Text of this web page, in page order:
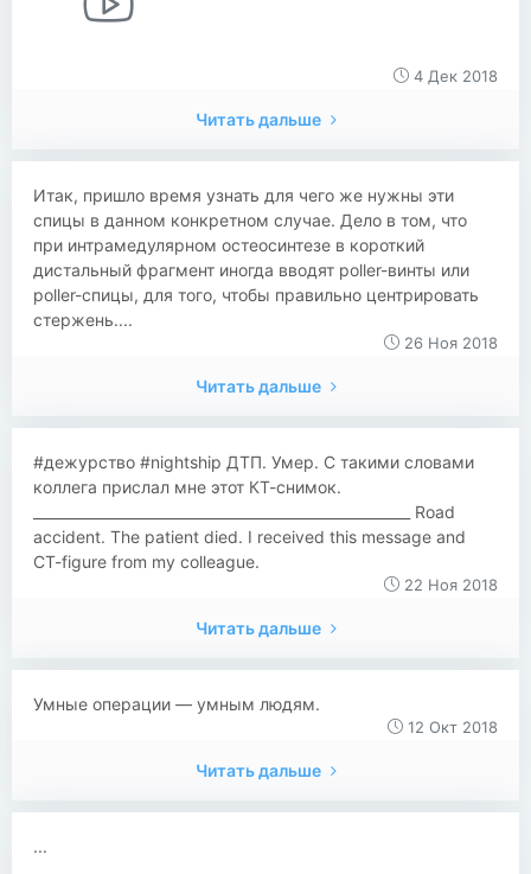
4 Дек 2018
Читать дальше
​Итак, пришло время узнать для чего же нужны эти
спицы в данном конкретном случае. Дело в том, что
при интрамедулярном остеосинтезе в короткий
дистальный фрагмент иногда вводят poller-винты или
poller-спицы, для того, чтобы правильно центрировать
стержень....
26 Ноя 2018
Читать дальше
​#дежурство #nightship ДТП. Умер. С такими словами
коллега прислал мне этот КТ-снимок.
_____________________________________________________ Road
accident. The patient died. I received this message and
CT-figure from my colleague.
22 Ноя 2018
Читать дальше
Умные операции — умным людям.
12 Окт 2018
Читать дальше
...